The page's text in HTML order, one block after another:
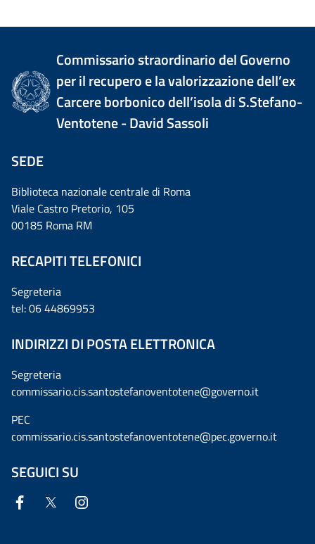
Commissario straordinario del Governo
per il recupero e la valorizzazione dell’ex
Carcere borbonico dell’isola di S.Stefano-
Ventotene - David Sassoli
SEDE
Biblioteca nazionale centrale di Roma
Viale Castro Pretorio, 105
00185 Roma RM
RECAPITI TELEFONICI
Segreteria
tel: 06 44869953
INDIRIZZI DI POSTA ELETTRONICA
Segreteria
commissario.cis.santostefanoventotene@governo.it
PEC
commissario.cis.santostefanoventotene@pec.governo.it
SEGUICI SU